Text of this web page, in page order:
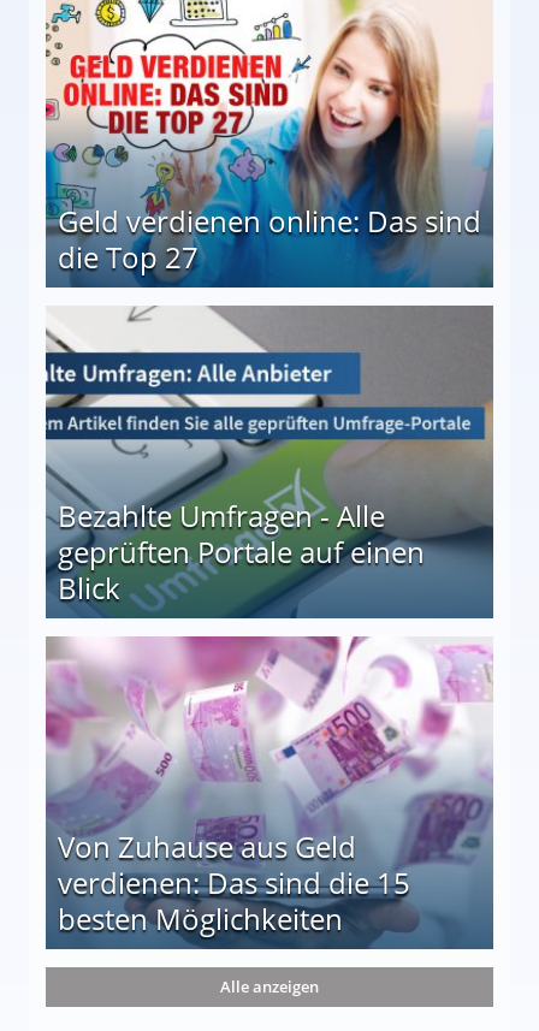
Geld verdienen online: Das sind
die Top 27
Bezahlte Umfragen - Alle
geprüften Portale auf einen
Blick
auf einen Blick
Von Zuhause aus Geld
verdienen: Das sind die 15
besten Möglichkeiten
die 15 besten Möglichkeiten
Alle anzeigen